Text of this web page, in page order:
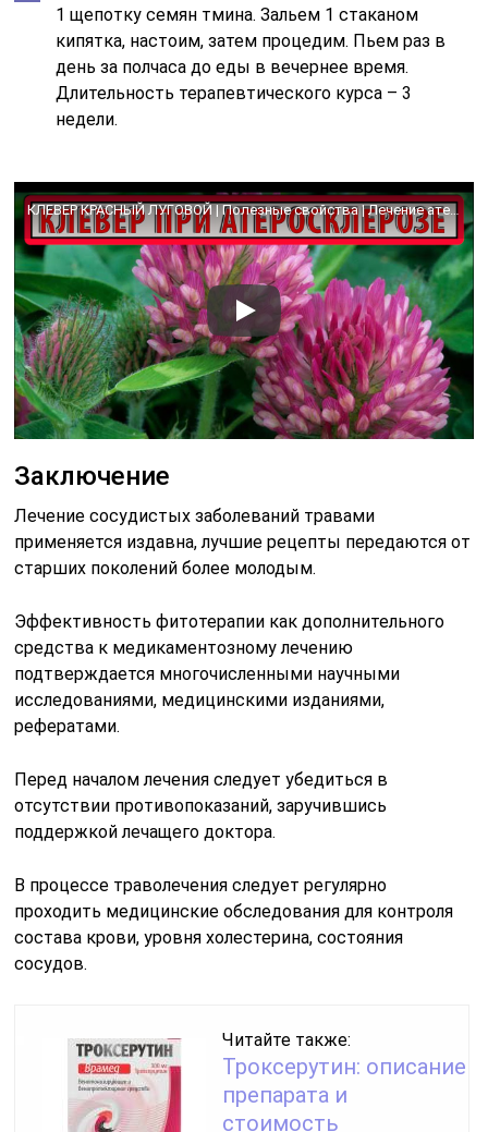
1 щепотку семян тмина. Зальем 1 стаканом
кипятка, настоим, затем процедим. Пьем раз в
день за полчаса до еды в вечернее время.
Длительность терапевтического курса – 3
недели.
КЛЕВЕР КРАСНЫЙ ЛУГОВОЙ | Полезные свойства | Лечение атеросклероза травами (клевером) | РЕЦЕПТ
Заключение
Лечение сосудистых заболеваний травами
применяется издавна, лучшие рецепты передаются от
старших поколений более молодым.
Эффективность фитотерапии как дополнительного
средства к медикаментозному лечению
подтверждается многочисленными научными
исследованиями, медицинскими изданиями,
рефератами.
Перед началом лечения следует убедиться в
отсутствии противопоказаний, заручившись
поддержкой лечащего доктора.
В процессе траволечения следует регулярно
проходить медицинские обследования для контроля
состава крови, уровня холестерина, состояния
сосудов.
Читайте также:
Троксерутин: описание
препарата и
стоимость